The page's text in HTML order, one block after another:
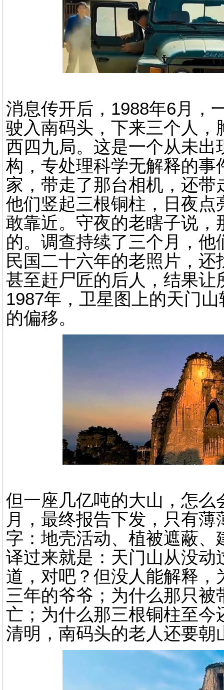
消息传开后，1988年6月，
驶入南码头，下来三个人
西四九局。这是一个从未
构，专处理科学无解释的
家，带走了那台相机，还
他们竖起三根铜柱，日夜
敢靠近。守夜的老瞎子说，
的。调查持续了三个月，
民国二十六年的老照片，
甚至赶尸匠的后人，结果让
1987年，卫星图上的天门
的偏移。
但一座几亿吨的大山，怎么
月，最终报告下发，只有
字：地壳活动、植被遮蔽
译过来就是：天门山从没动
道，对吧？但没人能解释
三年的爷爷；为什么那只
亡；为什么那三根铜柱至
清明，南码头的老人还要朝